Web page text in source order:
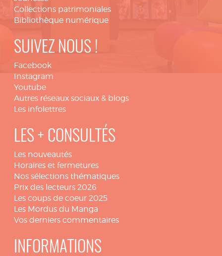
Collections patrimoniales
Bibliothèque numérique
SUIVEZ NOUS !
Facebook
Instagram
Youtube
Autres réseaux sociaux & blogs
Les infolettres
LES + CONSULTÉS
Les nouveautés
Horaires et fermetures
Nos sélections thématiques
Prix des lecteurs 2026
Les coups de coeur 2025
Les Mordus du Manga
Vos derniers commentaires
INFORMATIONS